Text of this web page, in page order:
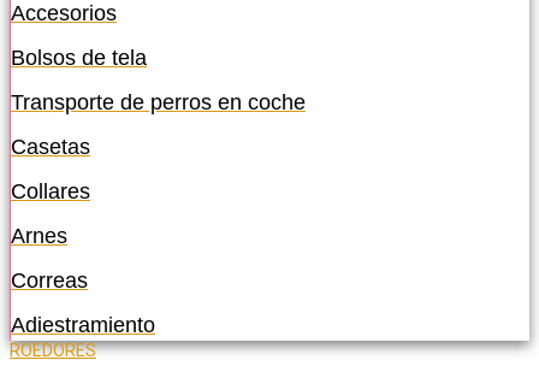
Accesorios
Bolsos de tela
Transporte de perros en coche
Casetas
Collares
Arnes
Correas
Adiestramiento
ROEDORES